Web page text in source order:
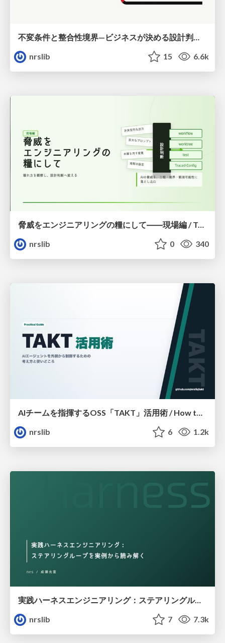
不変条件と整合性境界—ビジネスが決める設計判断と実現パターン / Invariants and Consistency Boundaries
nrslib
15 6.6k
脅威をエンジニアリングの糧にして――現場編 / Turning Threats into Engineering Fuel — Field Edition
nrslib
0 340
nrslib
6 1.2k
実践ハーネスエンジニアリング：ステアリングループを実例から読み解く / Practical Harness Engineering: Understanding Steering Loops Through Real-World Examples
nrslib
7 7.3k